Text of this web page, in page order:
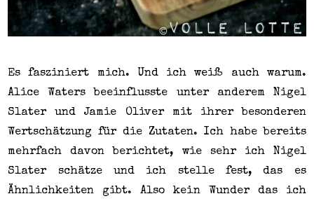
Es fasziniert mich. Und ich weiß auch warum.
Alice Waters beeinflusste unter anderem Nigel
Slater und Jamie Oliver mit ihrer besonderen
Wertschätzung für die Zutaten. Ich habe bereits
mehrfach davon berichtet, wie sehr ich Nigel
Slater schätze und ich stelle fest, das es
Ähnlichkeiten gibt. Also kein Wunder das ich